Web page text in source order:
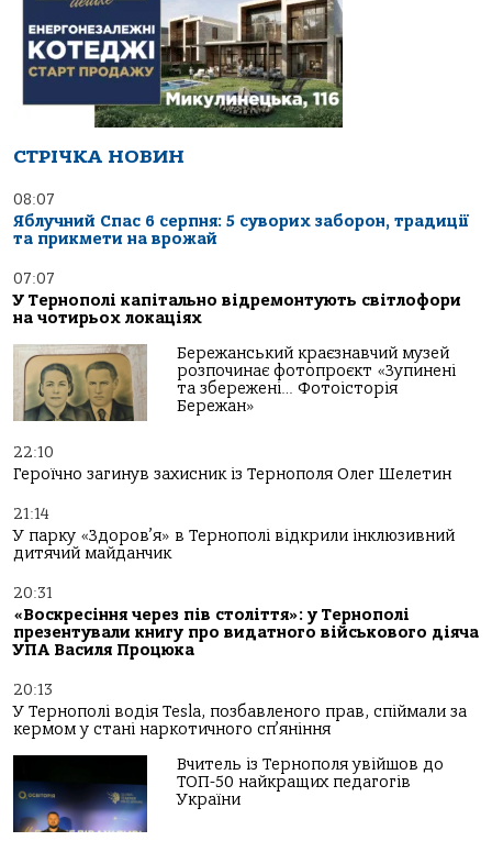
СТРІЧКА НОВИН
08:07
Яблучний Спас 6 серпня: 5 суворих заборон, традиції
та прикмети на врожай
07:07
У Тернополі капітально відремонтують світлофори
на чотирьох локаціях
Бережанський краєзнавчий музей
розпочинає фотопроєкт «Зупинені
та збережені… Фотоісторія
Бережан»
22:10
Героїчно загинув захисник із Тернополя Олег Шелетин
21:14
У парку «Здоров’я» в Тернополі відкрили інклюзивний
дитячий майданчик
20:31
«Воскресіння через пів століття»: у Тернополі
презентували книгу про видатного військового діяча
УПА Василя Процюка
20:13
У Тернополі водія Tesla, позбавленого прав, спіймали за
кермом у стані наркотичного сп’яніння
Вчитель із Тернополя увійшов до
ТОП-50 найкращих педагогів
України